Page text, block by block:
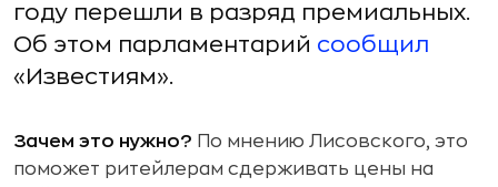
году перешли в разряд премиальных.
Об этом парламентарий сообщил
«Известиям».
Зачем это нужно? По мнению Лисовского, это
поможет ритейлерам сдерживать цены на